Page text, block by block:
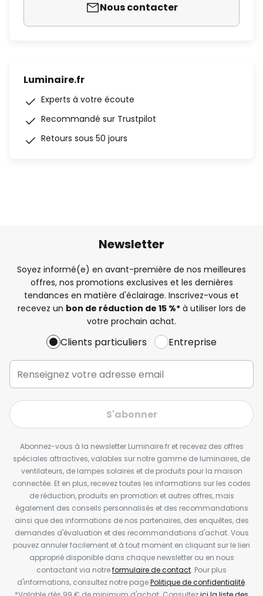
Nous contacter
Luminaire.fr
Experts à votre écoute
Recommandé sur Trustpilot
Retours sous 50 jours
Newsletter
Soyez informé(e) en avant-première de nos meilleures
offres, nos promotions exclusives et les dernières
tendances en matière d'éclairage. Inscrivez-vous et
recevez un bon de réduction de 15 %*à utiliser lors de
votre prochain achat.
Clients particuliers Entreprise
S'abonner
Abonnez-vous à la newsletter Luminaire.fr et recevez des offres
spéciales attractives, valables sur notre gamme de luminaires, de
ventilateurs, de lampes solaires et de produits pour la maison
connectée. Et en plus, recevez toutes les informations sur les codes
de réduction, produits en promotion et autres offres, mais
également des conseils personnalisés et des recommandations
ainsi que des informations de nos partenaires, des enquêtes, des
demandes d'évaluation et des recommandations d'achat. Vous
pouvez annuler facilement et à tout moment en cliquant sur le lien
approprié disponible dans chaque newsletter ou en nous
contactant via notreformulaire de contact. Pour plus
d'informations, consultez notre pagePolitique de confidentialité.